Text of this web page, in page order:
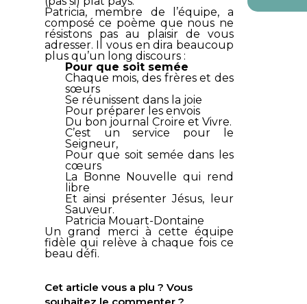
Patricia, membre de l’équipe, a
composé ce poème que nous ne
résistons pas au plaisir de vous
adresser. Il vous en dira beaucoup
plus qu’un long discours :
Pour que soit semée
Chaque mois, des frères et des
sœurs
Se réunissent dans la joie
Pour préparer les envois
Du bon journal Croire et Vivre.
C’est un service pour le
Seigneur,
Pour que soit semée dans les
cœurs
La Bonne Nouvelle qui rend
libre
Et ainsi présenter Jésus, leur
Sauveur.
Patricia Mouart-Dontaine
Un grand merci à cette équipe
fidèle qui relève à chaque fois ce
beau défi.
Cet article vous a plu ? Vous